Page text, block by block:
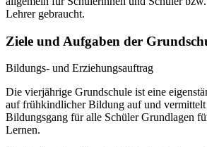
Lehrer gebraucht.
Ziele und Aufgaben der
Bildungs- und Erziehungsauftrag
Die vierjährige Grundschule ist eine
auf frühkindlicher Bildung auf und vermittelt
Bildungsgang für alle Schüler Grundlagen
Lernen.